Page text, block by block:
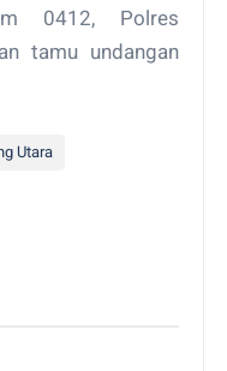
0412, Polres
tamu undangan
Utara